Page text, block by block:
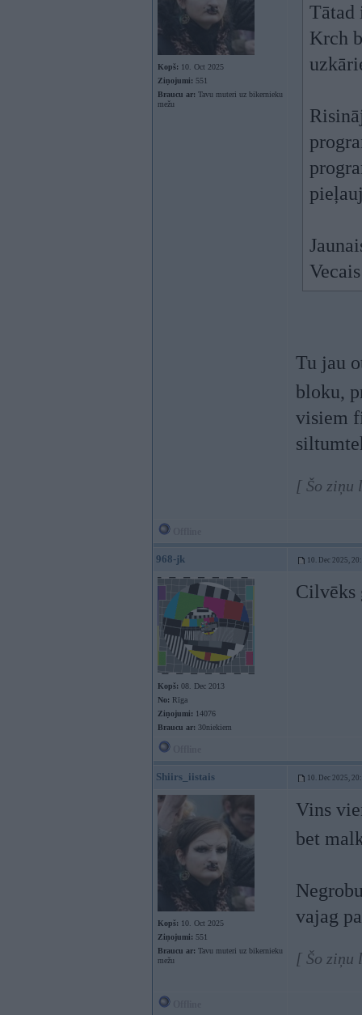
Kopš: 10. Oct 2025
Ziņojumi: 551
Braucu ar: Tavu muteri uz bikernieku
mežu
Tātad
Krch
Tu jau
bloku,
visiem
[ Šo ziņu
968-jk 10. Dec 2025,
Kopš: 08. Dec 2013
No: Rīga
Ziņojumi: 14076
Braucu ar: 30niekiem
Cilvēks
Shiirs_iistais 10. Dec 2025,
Kopš: 10. Oct 2025
Ziņojumi: 551
Braucu ar: Tavu muteri uz bikernieku
mežu
Vins
bet
vajag
[ Šo ziņu